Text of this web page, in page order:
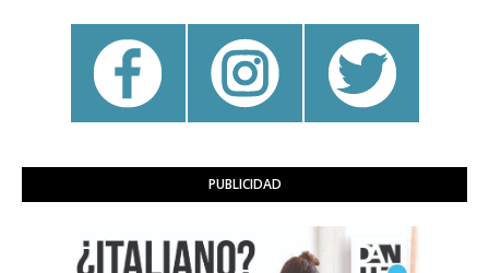
PUBLICIDAD